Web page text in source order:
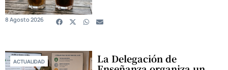
8 Agosto 2026
ACTUALIDAD La Delegación de